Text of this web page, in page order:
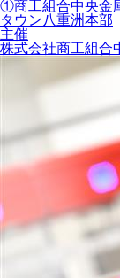
①商工組合中央金
タウン八重洲本部
主催
株式会社商工組合